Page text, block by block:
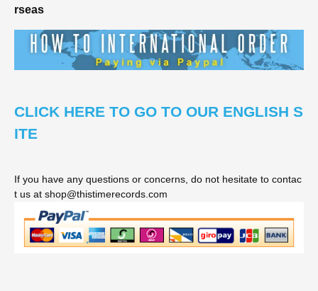
rseas
CLICK HERE TO GO TO OUR ENGLISH S
ITE
If you have any questions or concerns, do not hesitate to contac
t us at shop@thistimerecords.com